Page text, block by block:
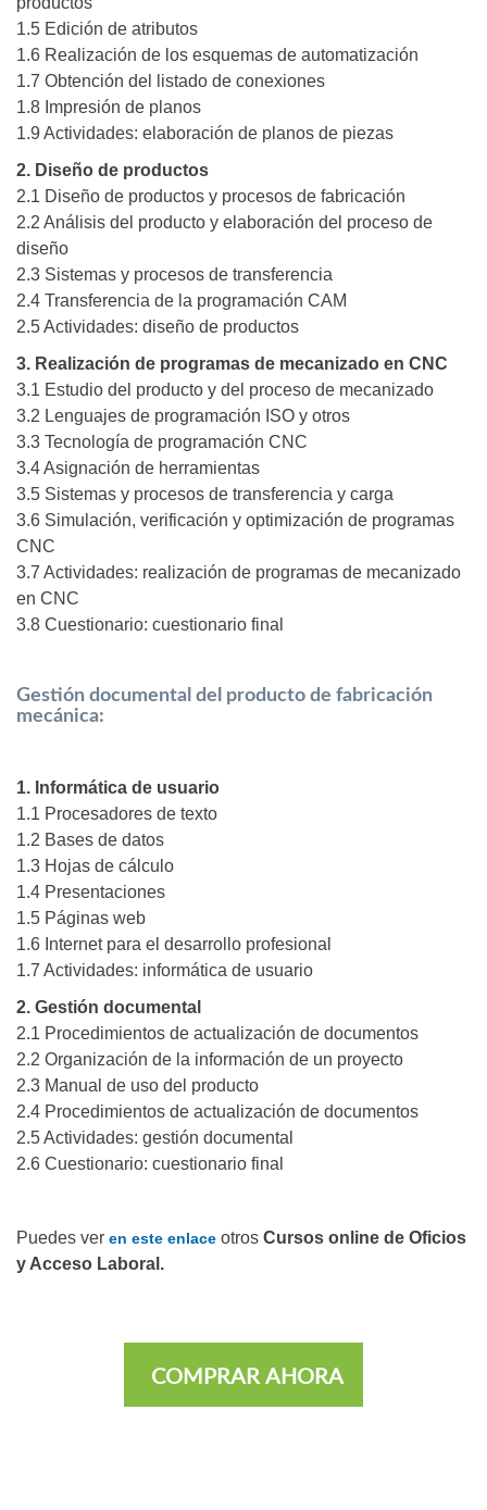
1.5 Edición de atributos
1.6 Realización de los esquemas de automatización
1.7 Obtención del listado de conexiones
1.8 Impresión de planos
1.9 Actividades: elaboración de planos de piezas
2. Diseño de productos
2.1 Diseño de productos y procesos de fabricación
2.2 Análisis del producto y elaboración del proceso de
diseño
2.3 Sistemas y procesos de transferencia
2.4 Transferencia de la programación CAM
2.5 Actividades: diseño de productos
3. Realización de programas de mecanizado en CNC
3.1 Estudio del producto y del proceso de mecanizado
3.2 Lenguajes de programación ISO y otros
3.3 Tecnología de programación CNC
3.4 Asignación de herramientas
3.5 Sistemas y procesos de transferencia y carga
3.6 Simulación, verificación y optimización de programas
CNC
3.7 Actividades: realización de programas de mecanizado
en CNC
3.8 Cuestionario: cuestionario final
Gestión documental del producto de fabricación
mecánica:
1. Informática de usuario
1.1 Procesadores de texto
1.2 Bases de datos
1.3 Hojas de cálculo
1.4 Presentaciones
1.5 Páginas web
1.6 Internet para el desarrollo profesional
1.7 Actividades: informática de usuario
2. Gestión documental
2.1 Procedimientos de actualización de documentos
2.2 Organización de la información de un proyecto
2.3 Manual de uso del producto
2.4 Procedimientos de actualización de documentos
2.5 Actividades: gestión documental
2.6 Cuestionario: cuestionario final
Puedes ver en este enlace otros Cursos online de Oficios
y Acceso Laboral.
COMPRAR AHORA